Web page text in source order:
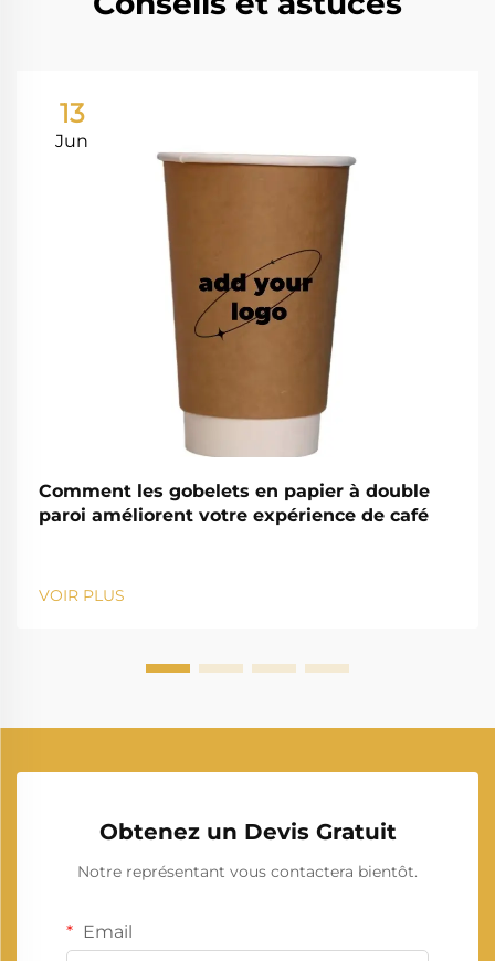
13
Jun
Comment les gobelets en papier à double
paroi améliorent votre expérience de café
VOIR PLUS
Obtenez un Devis Gratuit
Notre représentant vous contactera bientôt.
Email